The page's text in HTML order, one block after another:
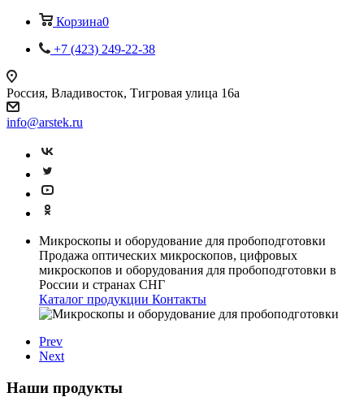
Корзина0
+7 (423) 249-22-38
Россия, Владивосток, Тигровая улица 16а
info@arstek.ru
Микроскопы и оборудование для пробоподготовки
Продажа оптических микроскопов, цифровых
микроскопов и оборудования для пробоподготовки в
России и странах СНГ
Каталог продукции Контакты
Prev
Next
Наши продукты